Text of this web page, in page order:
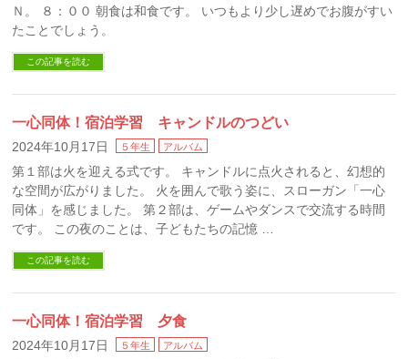
Ｎ。 ８：００ 朝食は和食です。 いつもより少し遅めでお腹がすい
たことでしょう。
この記事を読む
一心同体！宿泊学習 キャンドルのつどい
2024年10月17日 ５年生 アルバム
第１部は火を迎える式です。 キャンドルに点火されると、幻想的
な空間が広がりました。 火を囲んで歌う姿に、スローガン「一心
同体」を感じました。 第２部は、ゲームやダンスで交流する時間
です。 この夜のことは、子どもたちの記憶 …
この記事を読む
一心同体！宿泊学習 夕食
2024年10月17日 ５年生 アルバム